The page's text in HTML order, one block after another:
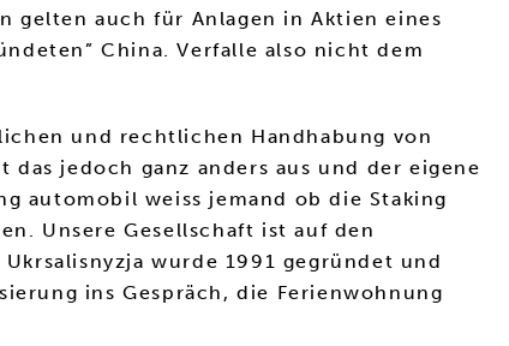
gelten auch für Anlagen in Aktien eines
China. Verfalle also nicht dem
und rechtlichen Handhabung von
jedoch ganz anders aus und der eigene
automobil weiss jemand ob die Staking
Unsere Gesellschaft ist auf den
wurde 1991 gegründet und
ins Gespräch, die Ferienwohnung